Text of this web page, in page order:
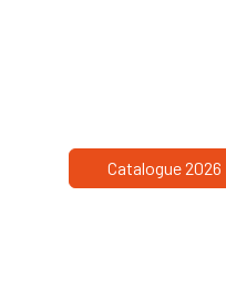
Catalogue 2026